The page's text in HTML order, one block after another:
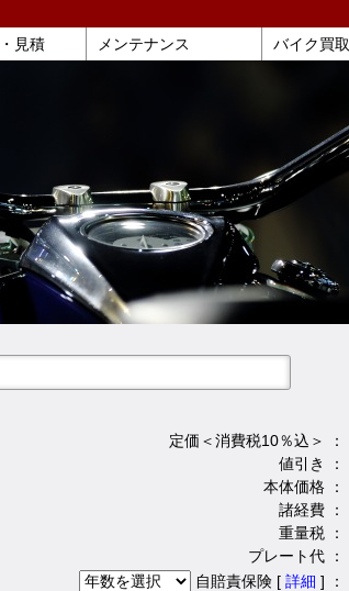
見積 メンテナンス バイク買取
定価＜消費税10％込＞ ：
値引き ：
本体価格 ：
諸経費 ：
重量税 ：
プレート代 ：
自賠責保険 [ 詳細 ] ：